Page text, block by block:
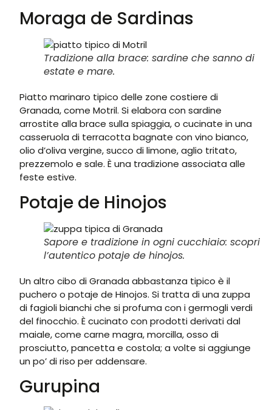
Moraga de Sardinas
Tradizione alla brace: sardine che sanno di
estate e mare.
Piatto marinaro tipico delle zone costiere di
Granada, come Motril. Si elabora con sardine
arrostite alla brace sulla spiaggia, o cucinate in una
casseruola di terracotta bagnate con vino bianco,
olio d’oliva vergine, succo di limone, aglio tritato,
prezzemolo e sale. È una tradizione associata alle
feste estive.
Potaje de Hinojos
Sapore e tradizione in ogni cucchiaio: scopri
l’autentico potaje de hinojos.
Un altro cibo di Granada abbastanza tipico è il
puchero o potaje de Hinojos. Si tratta di una zuppa
di fagioli bianchi che si profuma con i germogli verdi
del finocchio. È cucinato con prodotti derivati dal
maiale, come carne magra, morcilla, osso di
prosciutto, pancetta e costola; a volte si aggiunge
un po’ di riso per addensare.
Gurupina